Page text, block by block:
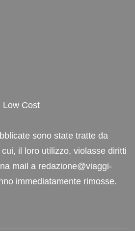
Low Cost
sono state tratte da
il loro utilizzo, violasse diritti
mail a redazione@viaggi-
immediatamente rimosse.